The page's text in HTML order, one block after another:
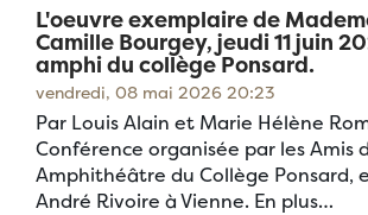
L'oeuvre exemplaire de
Camille Bourgey, jeudi 11 juin
amphi du collège Ponsard.
vendredi, 08 mai 2026 20:23
Par Louis Alain et Marie Hélène
Conférence organisée par les Amis
Amphithéâtre du Collège Ponsard,
André Rivoire à Vienne. En plus…